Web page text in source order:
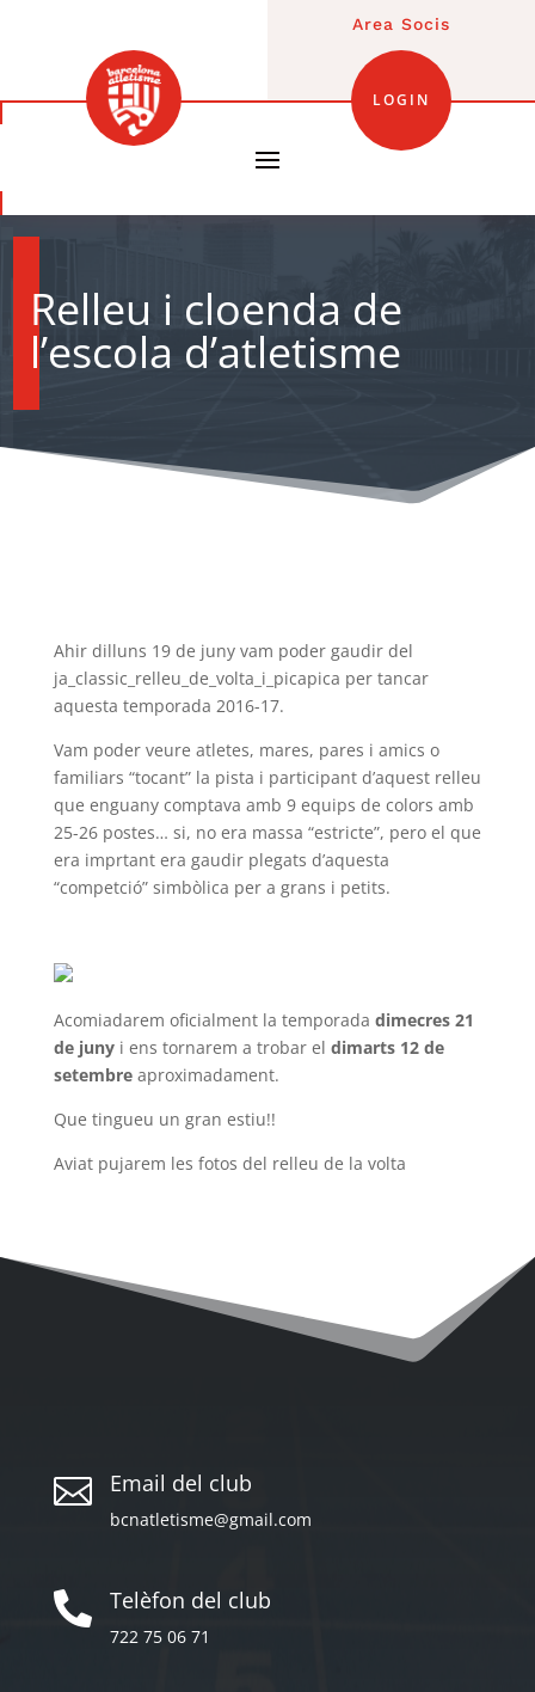
Area Socis
LOGIN
Relleu i cloenda de
l’escola d’atletisme
Ahir dilluns 19 de juny vam poder gaudir del
ja_classic_relleu_de_volta_i_picapica per tancar
aquesta temporada 2016-17.
Vam poder veure atletes, mares, pares i amics o
familiars “tocant” la pista i participant d’aquest relleu
que enguany comptava amb 9 equips de colors amb
25-26 postes… si, no era massa “estricte”, pero el que
era imprtant era gaudir plegats d’aquesta
“competció” simbòlica per a grans i petits.
Acomiadarem oficialment la temporada dimecres 21
de junyi ens tornarem a trobar el dimarts 12 de
setembreaproximadament.
Que tingueu un gran estiu!!
Aviat pujarem les fotos del relleu de la volta
 Email del club
bcnatletisme@gmail.com
 Telèfon del club
722 75 06 71